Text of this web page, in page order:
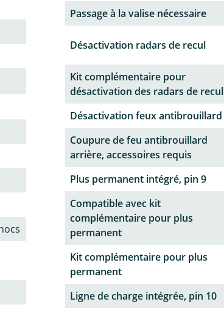
Passage à la valise nécessaire
Désactivation radars de recul
Kit complémentaire pour
désactivation des radars de recul
Désactivation feux antibrouillard
Coupure de feu antibrouillard
arrière, accessoires requis
Plus permanent intégré, pin 9
Compatible avec kit
complémentaire pour plus
permanent
Kit complémentaire pour plus
permanent
Ligne de charge intégrée, pin 10